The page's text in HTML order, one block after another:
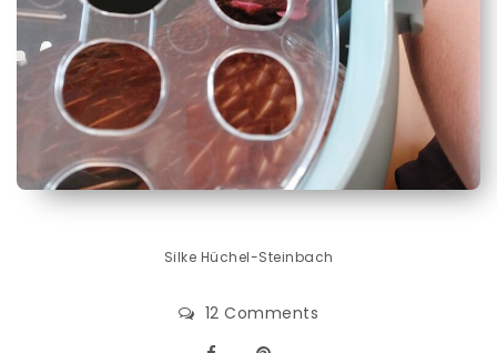
Silke Hüchel-Steinbach
12 Comments